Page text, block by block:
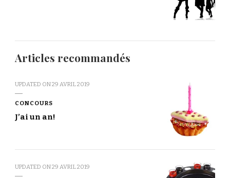
Articles recommandés
UPDATED ON29 AVRIL 2019
CONCOURS
J’ai un an!
UPDATED ON29 AVRIL 2019